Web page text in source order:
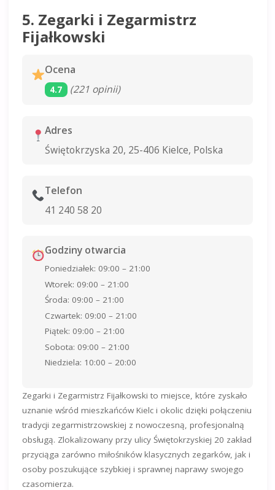
5. Zegarki i Zegarmistrz
Fijałkowski
Ocena
4.7 (221 opinii)
Adres
Świętokrzyska 20, 25-406 Kielce, Polska
Telefon
41 240 58 20
Godziny otwarcia
Poniedziałek: 09:00 – 21:00
Wtorek: 09:00 – 21:00
Środa: 09:00 – 21:00
Czwartek: 09:00 – 21:00
Piątek: 09:00 – 21:00
Sobota: 09:00 – 21:00
Niedziela: 10:00 – 20:00
Zegarki i Zegarmistrz Fijałkowski to miejsce, które zyskało
uznanie wśród mieszkańców Kielc i okolic dzięki połączeniu
tradycji zegarmistrzowskiej z nowoczesną, profesjonalną
obsługą. Zlokalizowany przy ulicy Świętokrzyskiej 20 zakład
przyciąga zarówno miłośników klasycznych zegarków, jak i
osoby poszukujące szybkiej i sprawnej naprawy swojego
czasomierza.